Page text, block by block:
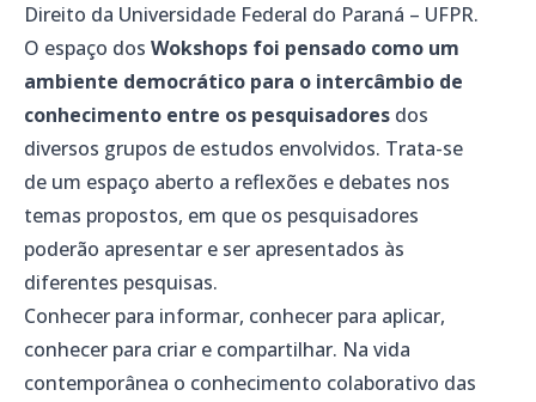
Direito da Universidade Federal do Paraná – UFPR.
O espaço dos Wokshops foi pensado como um
ambiente democrático para o intercâmbio de
conhecimento entre os pesquisadores dos
diversos grupos de estudos envolvidos. Trata-se
de um espaço aberto a reflexões e debates nos
temas propostos, em que os pesquisadores
poderão apresentar e ser apresentados às
diferentes pesquisas.
Conhecer para informar, conhecer para aplicar,
conhecer para criar e compartilhar. Na vida
contemporânea o conhecimento colaborativo das